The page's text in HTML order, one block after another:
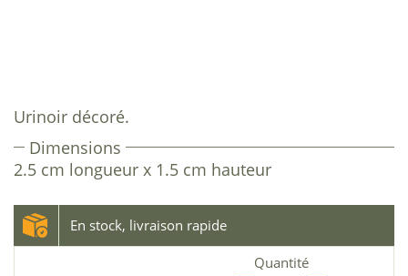
Urinoir décoré.
Dimensions
2.5 cm longueur x 1.5 cm hauteur
En stock, livraison rapide
Quantité